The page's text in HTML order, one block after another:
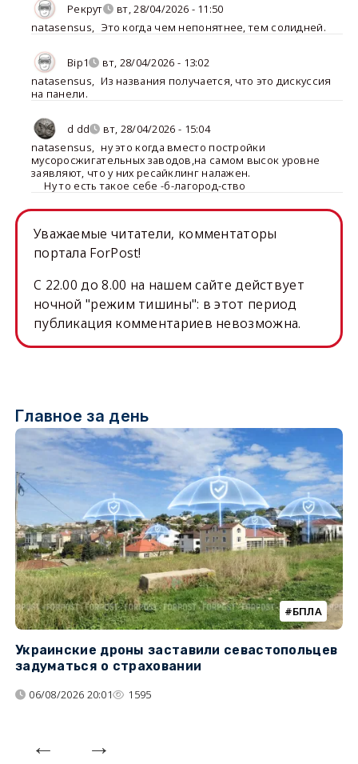
Рекрут
вт, 28/04/2026 - 11:50
natasensus, Это когда чем непонятнее, тем солидней.
Bip1
вт, 28/04/2026 - 13:02
natasensus, Из названия получается, что это дискуссия
на панели.
d dd
вт, 28/04/2026 - 15:04
natasensus, ну это когда вместо постройки
мусоросжигательных заводов,на самом высок уровне
заявляют, что у них ресайклинг налажен.
Ну то есть такое себе -б-лагород-ство
Уважаемые читатели, комментаторы
портала ForPost!
C 22.00 до 8.00 на нашем сайте действует
ночной "режим тишины": в этот период
публикация комментариев невозможна.
Главное за день
БПЛА
Украинские дроны заставили севастопольцев
задуматься о страховании
06/08/2026 20:01 1595